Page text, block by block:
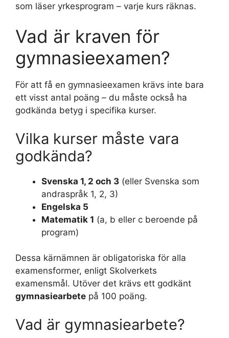
som läser yrkesprogram – varje kurs räknas.
Vad är kraven för
gymnasieexamen?
För att få en gymnasieexamen krävs inte bara
ett visst antal poäng – du måste också ha
godkända betyg i specifika kurser.
Vilka kurser måste vara
godkända?
Svenska 1, 2 och 3 (eller Svenska som
andraspråk 1, 2, 3)
Engelska 5
Matematik 1 (a, b eller c beroende på
program)
Dessa kärnämnen är obligatoriska för alla
examensformer, enligt Skolverkets
examensmål. Utöver det krävs ett godkänt
gymnasiearbete på 100 poäng.
Vad är gymnasiearbete?